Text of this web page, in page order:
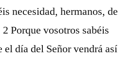
necesidad, hermanos, de
Porque vosotros sabéis
el día del Señor vendrá así